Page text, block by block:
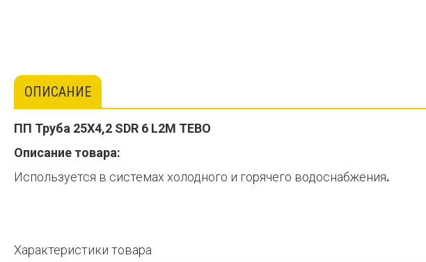
ОПИСАНИЕ
ПП Труба 25Х4,2 SDR 6 L2М TEBO
Описание товара:
Используется в системах холодного и горячего водоснабжения.
Характеристики товара